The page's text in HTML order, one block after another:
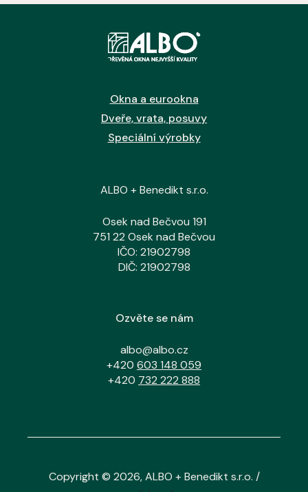
Okna a eurookna
Dveře, vrata, posuvy
Speciální výrobky
ALBO + Benedikt s.r.o.
Osek nad Bečvou 191
751 22 Osek nad Bečvou
IČO: 21902798
DIČ: 21902798
Ozvěte se nám
albo@albo.cz
+420 603 148 059
+420 732 222 888
Copyright © 2026, ALBO + Benedikt s.r.o. /